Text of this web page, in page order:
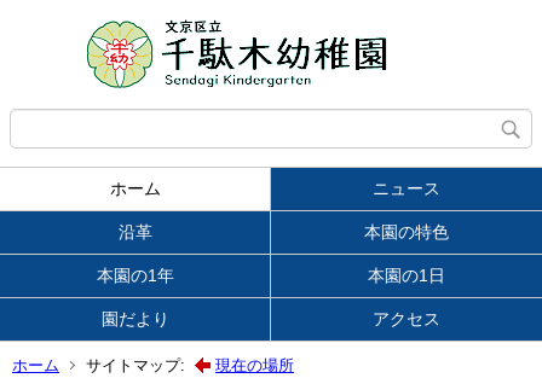
ホーム ニュース
沿革 本園の特色
本園の1年 本園の1日
園だより アクセス
ホーム サイトマップ: 現在の場所